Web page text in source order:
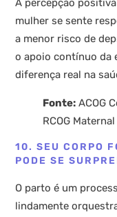
A percepção
mulher se sente
a menor risco de
o apoio contínuo da
diferença real na
Fonte: ACOG
RCOG
10. SEU CORPO
PODE SE
O parto é um
lindamente